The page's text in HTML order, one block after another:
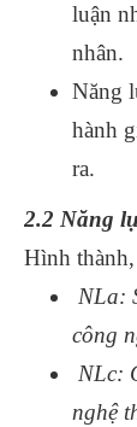
luận
nhân.
Năng
hành
ra.
2.2 Năng
Hình
NLa:
công
NLc:
nghệ